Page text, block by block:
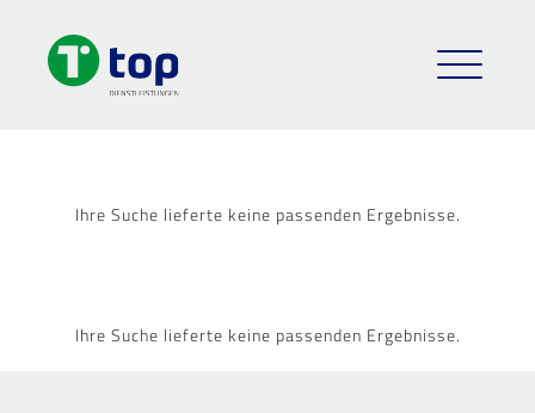
Ihre Suche lieferte keine passenden Ergebnisse.
Ihre Suche lieferte keine passenden Ergebnisse.